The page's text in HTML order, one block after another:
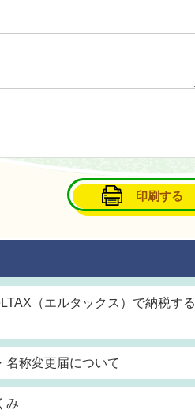
印刷する
（エルタックス）で納税する
名称変更届について
み